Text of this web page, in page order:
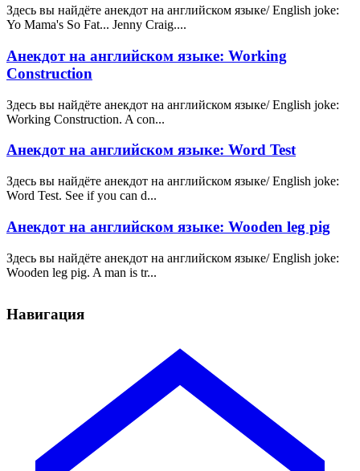
Здесь вы найдёте анекдот на английском языке/ English joke:
Yo Mama's So Fat... Jenny Craig....
Анекдот на английском языке: Working
Construction
Здесь вы найдёте анекдот на английском языке/ English joke:
Working Construction. A con...
Анекдот на английском языке: Word Test
Здесь вы найдёте анекдот на английском языке/ English joke:
Word Test. See if you can d...
Анекдот на английском языке: Wooden leg pig
Здесь вы найдёте анекдот на английском языке/ English joke:
Wooden leg pig. A man is tr...
Навигация